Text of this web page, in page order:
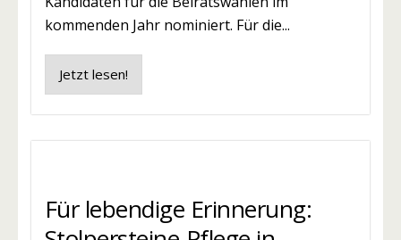
kommenden Jahr nominiert. Für die...
Jetzt lesen!
Für lebendige Erinnerung: